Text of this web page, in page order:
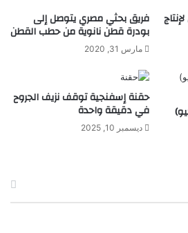
فريق بحثي مصري يتوصل إلى
بودرة قطن نانوية من حطب القطن
مارس 31, 2020
حقنة إسفنجية توقف نزيف الجروح
في دقيقة واحدة
ديسمبر 10, 2025